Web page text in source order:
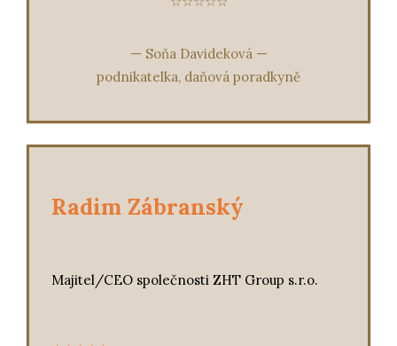
— Soňa Davideková —
podnikatelka, daňová poradkyně
Radim Zábranský
Majitel/CEO společnosti ZHT Group s.r.o.